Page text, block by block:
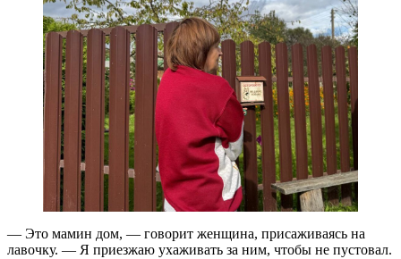
— Это мамин дом, — говорит женщина, присаживаясь на
лавочку. — Я приезжаю ухаживать за ним, чтобы не пустовал.